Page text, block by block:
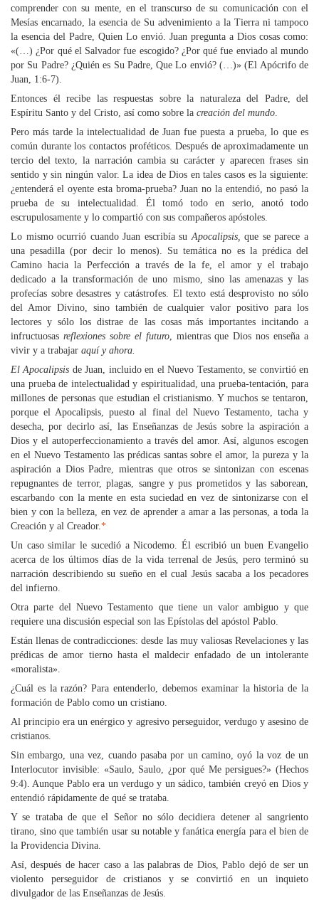
comprender con su mente, en el transcurso de su comunicación con el
Mesías encarnado, la esencia de Su advenimiento a la Tierra ni tampoco
la esencia del Padre, Quien Lo envió. Juan pregunta a Dios cosas como:
«(…) ¿Por qué el Salvador fue escogido? ¿Por qué fue enviado al mundo
por Su Padre? ¿Quién es Su Padre, Que Lo envió? (…)» (El Apócrifo de
Juan, 1:6-7).
Entonces él recibe las respuestas sobre la naturaleza del Padre, del
Espíritu Santo y del Cristo, así como sobre la creación del mundo.
Pero más tarde la intelectualidad de Juan fue puesta a prueba, lo que es
común durante los contactos proféticos. Después de aproximadamente un
tercio del texto, la narración cambia su carácter y aparecen frases sin
sentido y sin ningún valor. La idea de Dios en tales casos es la siguiente:
¿entenderá el oyente esta broma-prueba? Juan no la entendió, no pasó la
prueba de su intelectualidad. Él tomó todo en serio, anotó todo
escrupulosamente y lo compartió con sus compañeros apóstoles.
Lo mismo ocurrió cuando Juan escribía suApocalipsis, que se parece a
una pesadilla (por decir lo menos). Su temática no es la prédica del
Camino hacia la Perfección a través de la fe, el amor y el trabajo
dedicado a la transformación de uno mismo, sino las amenazas y las
profecías sobre desastres y catástrofes. El texto está desprovisto no sólo
del Amor Divino, sino también de cualquier valor positivo para los
lectores y sólo los distrae de las cosas más importantes incitando a
infructuosas reflexiones sobre el futuro, mientras que Dios nos enseña a
vivir y a trabajar aquí y ahora.
El Apocalipsis de Juan, incluido en el Nuevo Testamento, se convirtió en
una prueba de intelectualidad y espiritualidad, una prueba-tentación, para
millones de personas que estudian el cristianismo. Y muchos se tentaron,
porque el Apocalipsis, puesto al final del Nuevo Testamento, tacha y
desecha, por decirlo así, las Enseñanzas de Jesús sobre la aspiración a
Dios y el autoperfeccionamiento a través del amor. Así, algunos escogen
en el Nuevo Testamento las prédicas santas sobre el amor, la pureza y la
aspiración a Dios Padre, mientras que otros se sintonizan con escenas
repugnantes de terror, plagas, sangre y pus prometidos y las saborean,
escarbando con la mente en esta suciedad en vez de sintonizarse con el
bien y con la belleza, en vez de aprender a amar a las personas, a toda la
Creación y al Creador.*
Un caso similar le sucedió a Nicodemo. Él escribió un buen Evangelio
acerca de los últimos días de la vida terrenal de Jesús, pero terminó su
narración describiendo su sueño en el cual Jesús sacaba a los pecadores
del infierno.
Otra parte del Nuevo Testamento que tiene un valor ambiguo y que
requiere una discusión especial son las Epístolas del apóstol Pablo.
Están llenas de contradicciones: desde las muy valiosas Revelaciones y las
prédicas de amor tierno hasta el maldecir enfadado de un intolerante
«moralista».
¿Cuál es la razón? Para entenderlo, debemos examinar la historia de la
formación de Pablo como un cristiano.
Al principio era un enérgico y agresivo perseguidor, verdugo y asesino de
cristianos.
Sin embargo, una vez, cuando pasaba por un camino, oyó la voz de un
Interlocutor invisible: «Saulo, Saulo, ¿por qué Me persigues?» (Hechos
9:4). Aunque Pablo era un verdugo y un sádico, también creyó en Dios y
entendió rápidamente de qué se trataba.
Y se trataba de que el Señor no sólo decidiera detener al sangriento
tirano, sino que también usar su notable y fanática energía para el bien de
la Providencia Divina.
Así, después de hacer caso a las palabras de Dios, Pablo dejó de ser un
violento perseguidor de cristianos y se convirtió en un inquieto
divulgador de las Enseñanzas de Jesús.